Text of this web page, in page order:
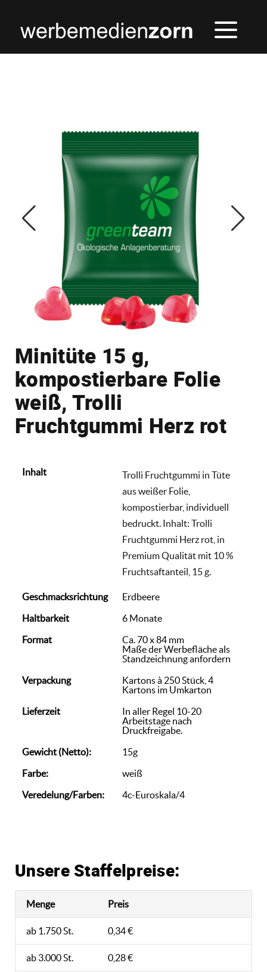
Minitüte 15 g,
kompostierbare Folie
weiß, Trolli
Fruchtgummi Herz rot
Inhalt
Trolli Fruchtgummi in Tüte
aus weißer Folie,
kompostierbar, individuell
bedruckt. Inhalt: Trolli
Fruchtgummi Herz rot, in
Premium Qualität mit 10 %
Fruchtsaftanteil, 15 g.
Geschmacksrichtung
Erdbeere
Haltbarkeit
6 Monate
Format
Ca. 70 x 84 mm
Maße der Werbefläche als
Standzeichnung anfordern
Verpackung
Kartons à 250 Stück, 4
Kartons im Umkarton
Lieferzeit
In aller Regel 10-20
Arbeitstage nach
Druckfreigabe.
Gewicht (Netto):
15g
Farbe:
weiß
Veredelung/Farben:
4c-Euroskala/4
Unsere Staffelpreise:
Menge Preis
ab 1.750 St. 0,34 €
ab 3.000 St. 0,28 €